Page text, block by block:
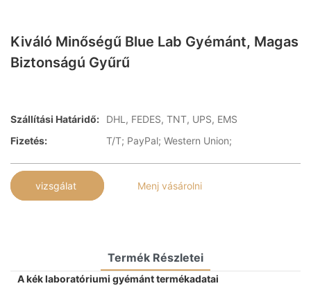
Kiváló Minőségű Blue Lab Gyémánt, Magas
Biztonságú Gyűrű
Szállítási Határidő:
DHL, FEDES, TNT, UPS, EMS
Fizetés:
T/T; PayPal; Western Union;
vizsgálat Menj vásárolni
Termék Részletei
A kék laboratóriumi gyémánt termékadatai